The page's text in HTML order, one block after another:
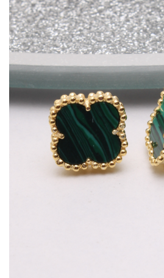
PANDANTIVE ARGINT
BROSE ARGINT
VERIGHETE ARGINT
BIJUTERII ARGINT PENTRU COPII
BIJUTERII ARGINT PENTRU BARBATI
INELE ARGINT
marime reglabila
marimea 47
marimea 48